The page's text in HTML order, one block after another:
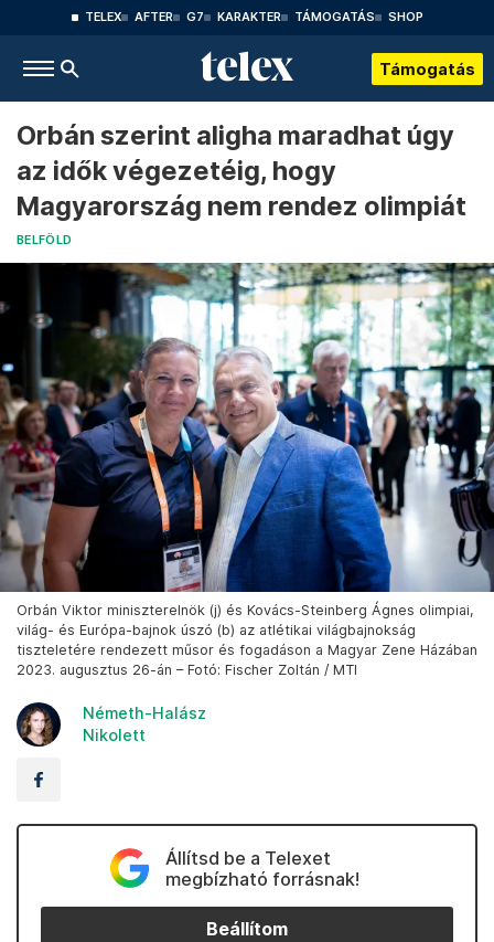
TELEX AFTER G7 KARAKTER TÁMOGATÁS SHOP
Támogatás
Orbán szerint aligha maradhat úgy
az idők végezetéig, hogy
Magyarország nem rendez olimpiát
BELFÖLD
Orbán Viktor miniszterelnök (j) és Kovács-Steinberg Ágnes olimpiai,
világ- és Európa-bajnok úszó (b) az atlétikai világbajnokság
tiszteletére rendezett műsor és fogadáson a Magyar Zene Házában
2023. augusztus 26-án – Fotó: Fischer Zoltán / MTI
Németh-Halász
Nikolett
Állítsd be a Telexet
megbízható forrásnak!
Beállítom